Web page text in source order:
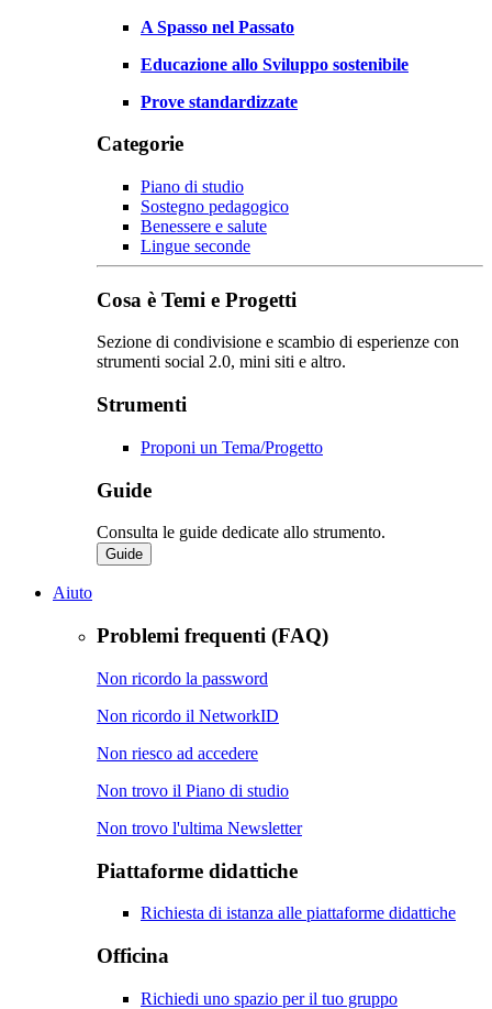
A Spasso nel Passato
Educazione allo Sviluppo sostenibile
Prove standardizzate
Categorie
Piano di studio
Sostegno pedagogico
Benessere e salute
Lingue seconde
Cosa è Temi e Progetti
Sezione di condivisione e scambio di esperienze con
strumenti social 2.0, mini siti e altro.
Strumenti
Proponi un Tema/Progetto
Guide
Consulta le guide dedicate allo strumento.
Guide
Aiuto
Problemi frequenti (FAQ)
Non ricordo la password
Non ricordo il NetworkID
Non riesco ad accedere
Non trovo il Piano di studio
Non trovo l'ultima Newsletter
Piattaforme didattiche
Richiesta di istanza alle piattaforme didattiche
Officina
Richiedi uno spazio per il tuo gruppo